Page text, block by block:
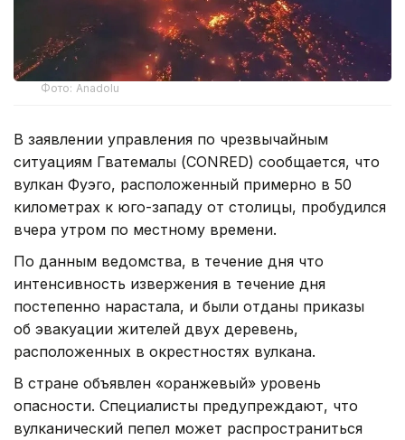
Фото: Anadolu
В заявлении управления по чрезвычайным
ситуациям Гватемалы (CONRED) сообщается, что
вулкан Фуэго, расположенный примерно в 50
километрах к юго-западу от столицы, пробудился
вчера утром по местному времени.
По данным ведомства, в течение дня что
интенсивность извержения в течение дня
постепенно нарастала, и были отданы приказы
об эвакуации жителей двух деревень,
расположенных в окрестностях вулкана.
В стране объявлен «оранжевый» уровень
опасности. Специалисты предупреждают, что
вулканический пепел может распространиться